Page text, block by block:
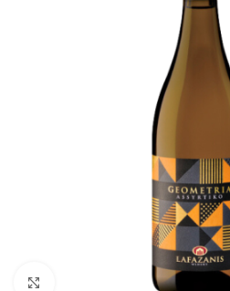
Klik om te vergroten